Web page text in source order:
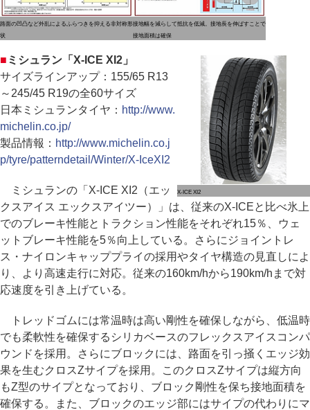
路面の凹凸など外乱によるふらつきを抑える非対称形
状
接地幅を減らして抵抗を低減。接地長を伸ばすことで
接地面積は確保
X-ICE XI2
■ ミシュラン「X-ICE XI2」
サイズラインアップ：155/65 R13
～245/45 R19の全60サイズ
日本ミシュランタイヤ： http://www.
michelin.co.jp/
製品情報： http://www.michelin.co.j
p/tyre/patterndetail/Winter/X-IceXI2
ミシュランの「X-ICE XI2（エッ
クスアイス エックスアイツー）」は、従来のX-ICEと比べ氷上
でのブレーキ性能とトラクション性能をそれぞれ15％、ウェ
ットブレーキ性能を5％向上している。さらにジョイントレ
ス・ナイロンキャッププライの採用やタイヤ構造の見直しによ
り、より高速走行に対応。従来の160km/hから190km/hまで対
応速度を引き上げている。
トレッドゴムには常温時は高い剛性を確保しながら、低温時
でも柔軟性を確保するシリカベースのフレックスアイスコンパ
ウンドを採用。さらにブロックには、路面を引っ掻くエッジ効
果を生むクロスZサイプを採用。このクロスZサイプは縦方向
もZ型のサイプとなっており、ブロック剛性を保ち接地面積を
確保する。また、ブロックのエッジ部にはサイプの代わりにマ